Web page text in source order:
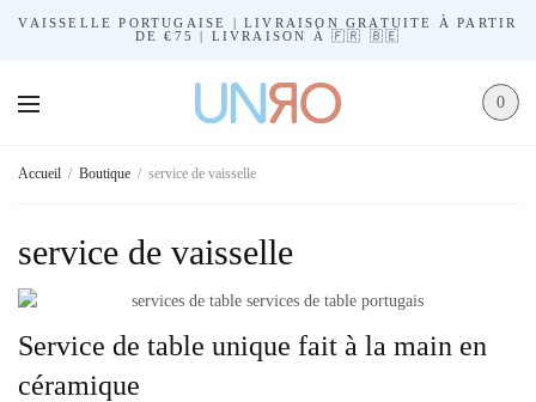
VAISSELLE PORTUGAISE | LIVRAISON GRATUITE À PARTIR
DE €75 | LIVRAISON À 🇫🇷 🇧🇪
0
Accueil / Boutique / service de vaisselle
service de vaisselle
Service de table unique fait à la main en
céramique